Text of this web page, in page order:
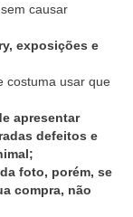
causar
exposições e
costuma usar que
apresentar
defeitos e
foto, porém, se
compra, não